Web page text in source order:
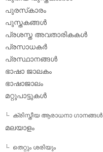
പുരസ്‌കാരം
പുസ്തകങ്ങള്‍
പ്രശസ്ത അവതാരികകള്‍
പ്രസാധകര്‍
പ്രസ്ഥാനങ്ങള്‍
ഭാഷാ ജാലകം
ഭാഷാജാലം
മറ്റുപാട്ടുകള്‍
ക്രിസ്തീയ ആരാധനാ ഗാനങ്ങള്‍
മലയാളം
തെറ്റും ശരിയും